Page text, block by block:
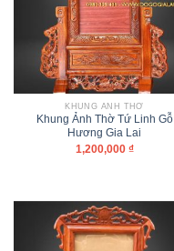
KHUNG ẢNH THỜ
Khung Ảnh Thờ Tứ Linh Gỗ
Hương Gia Lai
1,200,000 ₫